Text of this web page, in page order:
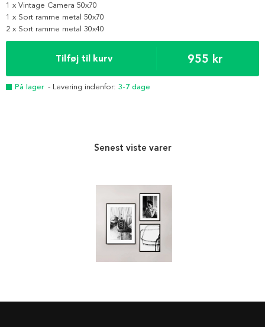
1 x Vintage Camera 50x70
1 x Sort ramme metal 50x70
2 x Sort ramme metal 30x40
Tilføj til kurv 955 kr
På lager - Levering indenfor: 3-7 dage
Senest viste varer